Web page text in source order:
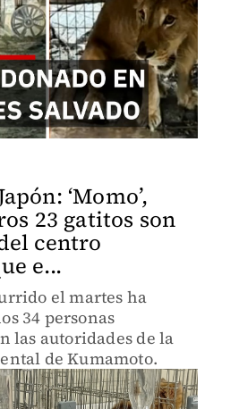
‘Momo’,
23 gatitos son
centro
e...
el martes ha
34 personas
las autoridades de la
de Kumamoto.